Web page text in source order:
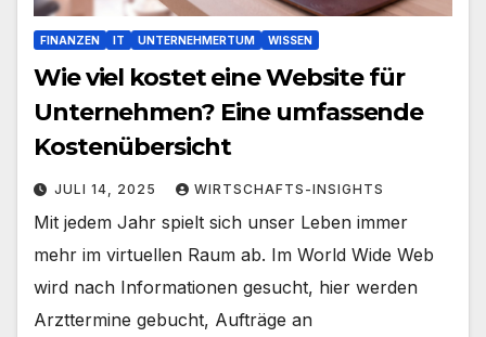
FINANZEN IT UNTERNEHMERTUM WISSEN
Wie viel kostet eine Website für
Unternehmen? Eine umfassende
Kostenübersicht
JULI 14, 2025 WIRTSCHAFTS-INSIGHTS
Mit jedem Jahr spielt sich unser Leben immer
mehr im virtuellen Raum ab. Im World Wide Web
wird nach Informationen gesucht, hier werden
Arzttermine gebucht, Aufträge an